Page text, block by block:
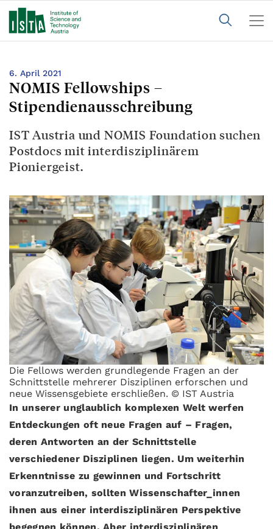
6. April 2021
NOMIS Fellowships –
Stipendienausschreibung
IST Austria und NOMIS Foundation suchen
Postdocs mit interdisziplinärem
Pioniergeist.
Die Fellows werden grundlegende Fragen an der
Schnittstelle mehrerer Disziplinen erforschen und
neue Wissensgebiete erschließen. © IST Austria
In unserer unglaublich komplexen Welt werfen
Entdeckungen oft neue Fragen auf – Fragen,
deren Antworten an der Schnittstelle
verschiedener Disziplinen liegen. Um weiterhin
Erkenntnisse zu gewinnen und Fortschritt
voranzutreiben, sollten Wissenschafter_innen
ihnen aus einer interdisziplinären Perspektive